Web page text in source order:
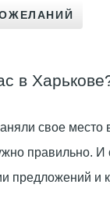
в
свое
предложений и